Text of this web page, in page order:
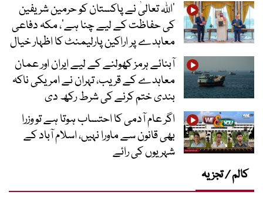
’اللہ تعالیٰ نے پاکستان کو حرمین شریفین
کی حفاظت کے لیے چنا ہے‘، مکہ دفاعی
معاہدے پر اراکین پارلیمنٹ کا اظہار خیال
آبنائے ہرمز کھولنے کے لیے ایران اور عمان
معاہدے کے قریب، تہران نے امریکی ناکہ
بندی ختم کرنے کی شرط رکھ دی
اگر عام آدمی کا احتساب ہوتا ہے تو وزرا
بھی قانون سے ماورا نہیں، اسلام آباد کے
شہریوں کی رائے
کالم / تجزیہ